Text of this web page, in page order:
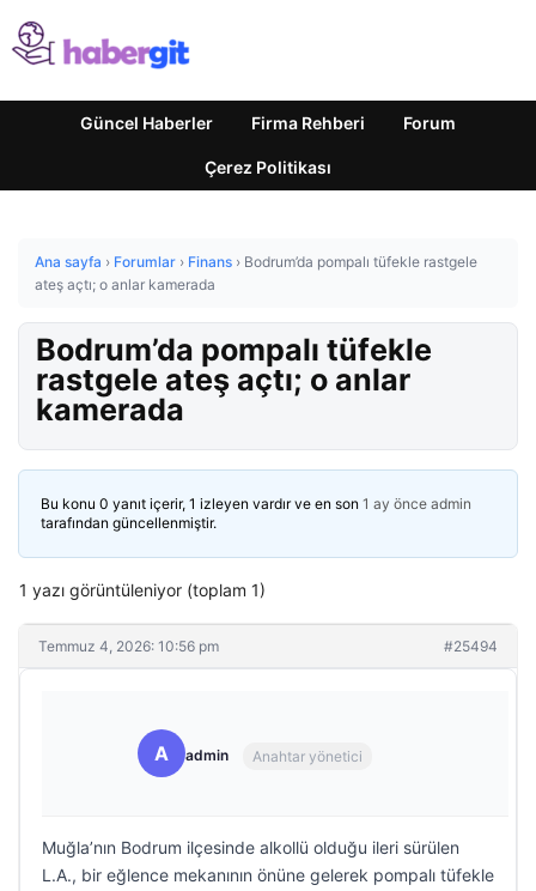
Güncel Haberler Firma Rehberi Forum
Çerez Politikası
Ana sayfa › Forumlar › Finans › Bodrum’da pompalı tüfekle rastgele
ateş açtı; o anlar kamerada
Bodrum’da pompalı tüfekle
rastgele ateş açtı; o anlar
kamerada
Bu konu 0 yanıt içerir, 1 izleyen vardır ve en son 1 ay önce admin
tarafından güncellenmiştir.
1 yazı görüntüleniyor (toplam 1)
Temmuz 4, 2026: 10:56 pm #25494
A admin Anahtar yönetici
Muğla’nın Bodrum ilçesinde alkollü olduğu ileri sürülen
L.A., bir eğlence mekanının önüne gelerek pompalı tüfekle